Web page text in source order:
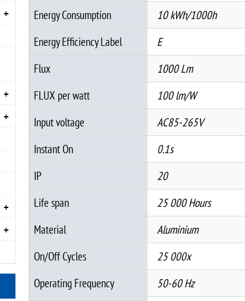
+
+
+
+
+
Energy Consumption
10 kWh/1000h
Energy Efficiency Label
E
Flux
1000 Lm
FLUX per watt
100 lm/W
Input voltage
AC85-265V
Instant On
0.1s
IP
20
Life span
25 000 Hours
Material
Aluminium
On/Off Cycles
25 000x
Operating Frequency
50-60 Hz